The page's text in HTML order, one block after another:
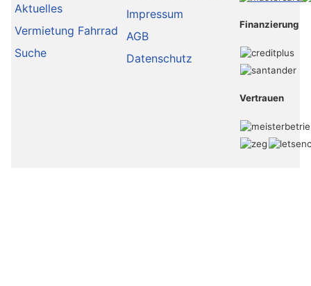
Aktuelles
Vermietung Fahrrad
Suche
Impressum
AGB
Datenschutz
Finanzierung
Vertrauen